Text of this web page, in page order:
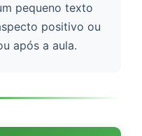
pequeno texto
positivo ou
após a aula.